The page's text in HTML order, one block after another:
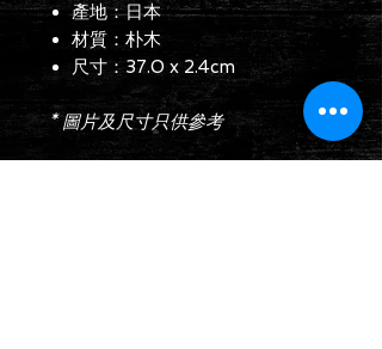
產地：日本
材質：朴木
尺寸：37.0 x 2.4cm
* 圖片及尺寸只供參考